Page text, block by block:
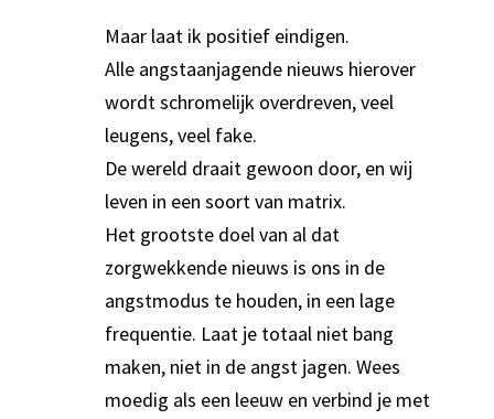
Maar laat ik positief eindigen.
Alle angstaanjagende nieuws hierover
wordt schromelijk overdreven, veel
leugens, veel fake.
De wereld draait gewoon door, en wij
leven in een soort van matrix.
Het grootste doel van al dat
zorgwekkende nieuws is ons in de
angstmodus te houden, in een lage
frequentie. Laat je totaal niet bang
maken, niet in de angst jagen. Wees
moedig als een leeuw en verbind je met